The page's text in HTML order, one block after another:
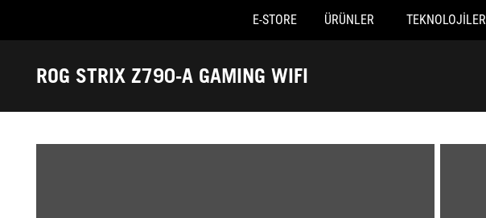
Accessibility links
E-STORE ÜRÜNLER TEKNOLOJILER
ROG STRIX Z790-A GAMING WIFI
Galeri